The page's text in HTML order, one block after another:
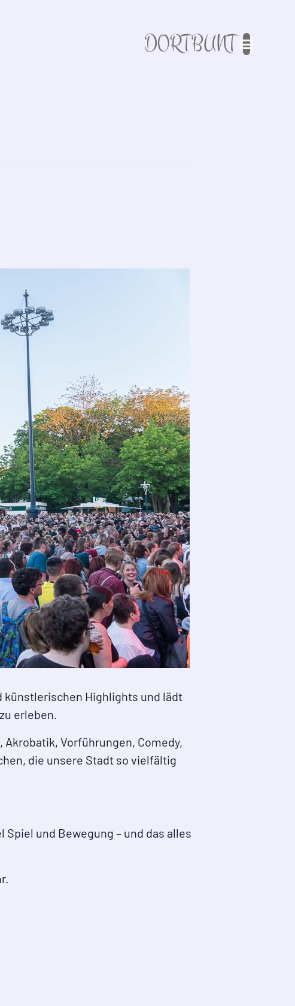
DORTBUNT
künstlerischen Highlights und lädt
erleben.
Vorführungen, Comedy,
die unsere Stadt so vielfältig
und Bewegung – und das alles